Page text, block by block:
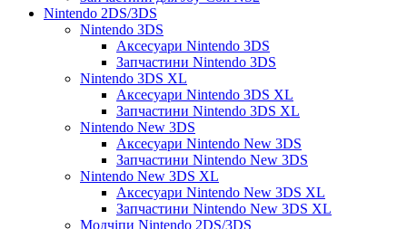
Nintendo 2DS/3DS
Nintendo 3DS
Аксесуари Nintendo 3DS
Запчастини Nintendo 3DS
Nintendo 3DS XL
Аксесуари Nintendo 3DS XL
Запчастини Nintendo 3DS XL
Nintendo New 3DS
Аксесуари Nintendo New 3DS
Запчастини Nintendo New 3DS
Nintendo New 3DS XL
Аксесуари Nintendo New 3DS XL
Запчастини Nintendo New 3DS XL
Модчіпи Nintendo 2DS/3DS